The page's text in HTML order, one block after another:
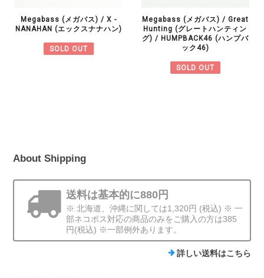
Megabass (メガバス) / X -
NANAHAN (エックスナナハン)
SOLD OUT
Megabass (メガバス) / Great
Hunting (グレートハンティン
グ) / HUMPBACK46 (ハンプバ
ック46)
SOLD OUT
About Shipping
送料は基本的に880円
※ 北海道、沖縄に関しては1,320円 (税込) ※ 一
部ネコポス対応の商品のみをご購入の方は385
円(税込) ※一部例外あります。
詳しい送料はこちら